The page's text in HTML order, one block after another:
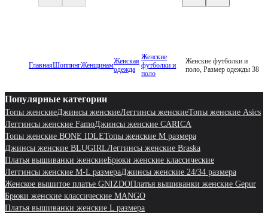
ГлавнаяШоппингЖенщинамЖенская
одежда
Женские
футболки и
поло
Женские футболки и
поло, Размер одежды 38
Популярные категории
Топы женскиеДжинсы женскиеЛеггинсы женскиеТопы женские Asics
Леггинсы женские FamoДжинсы женские CARICA
Топы женские BONE IDLEТопы женские M размера
Джинсы женские BLUGIRLЛеггинсы женские Braska
Платья вышиванки женскиеБрюки женские классические
Леггинсы женские M-L размераДжинсы женские 24/34 размера
Женское вышитое платье GNIZDOПлатья вышиванки женские Gepur
Брюки женские классические MANGO
Платья вышиванки женские L размера